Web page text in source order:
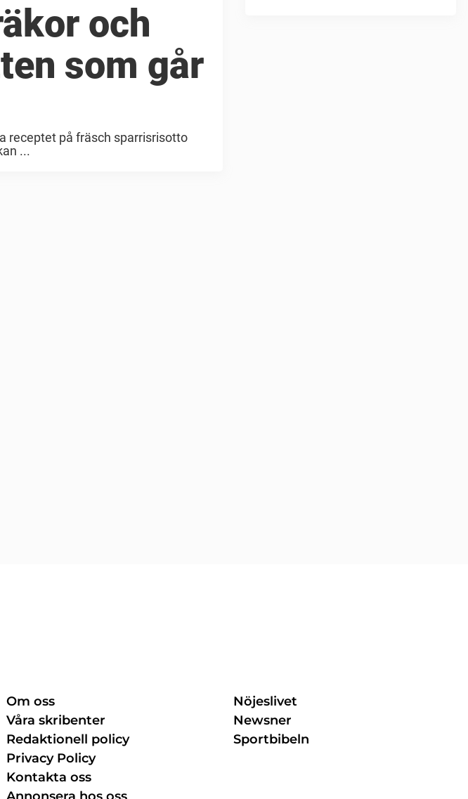
och
som går
receptet på fräsch sparrisrisotto
...
Om oss
Våra skribenter
Redaktionell policy
Privacy Policy
Kontakta oss
Nöjeslivet
Newsner
Sportbibeln